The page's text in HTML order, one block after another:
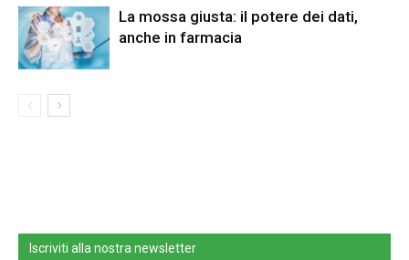
La mossa giusta: il potere dei dati,
anche in farmacia
Iscriviti alla nostra newsletter